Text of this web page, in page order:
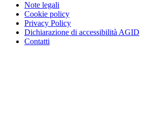
Note legali
Cookie policy
Privacy Policy
Dichiarazione di accessibilità AGID
Contatti